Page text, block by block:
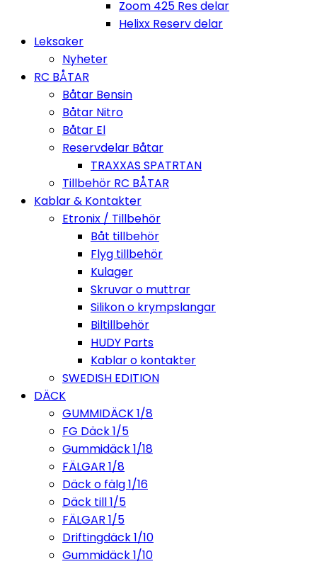
Zoom 425 Res delar
Helixx Reserv delar
Leksaker
Nyheter
RC BÅTAR
Båtar Bensin
Båtar Nitro
Båtar El
Reservdelar Båtar
TRAXXAS SPATRTAN
Tillbehör RC BÅTAR
Kablar & Kontakter
Etronix / Tillbehör
Båt tillbehör
Flyg tillbehör
Kulager
Skruvar o muttrar
Silikon o krympslangar
Biltillbehör
HUDY Parts
Kablar o kontakter
SWEDISH EDITION
DÄCK
GUMMIDÄCK 1/8
FG Däck 1/5
Gummidäck 1/18
FÄLGAR 1/8
Däck o fälg 1/16
Däck till 1/5
FÄLGAR 1/5
Driftingdäck 1/10
Gummidäck 1/10